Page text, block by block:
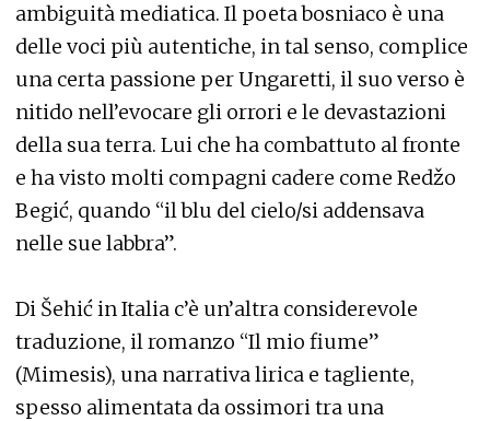
ambiguità mediatica. Il poeta bosniaco è una
delle voci più autentiche, in tal senso, complice
una certa passione per Ungaretti, il suo verso è
nitido nell’evocare gli orrori e le devastazioni
della sua terra. Lui che ha combattuto al fronte
e ha visto molti compagni cadere come Redžo
Begić, quando “il blu del cielo/si addensava
nelle sue labbra”.
Di Šehić in Italia c’è un’altra considerevole
traduzione, il romanzo “Il mio fiume”
(Mimesis), una narrativa lirica e tagliente,
spesso alimentata da ossimori tra una